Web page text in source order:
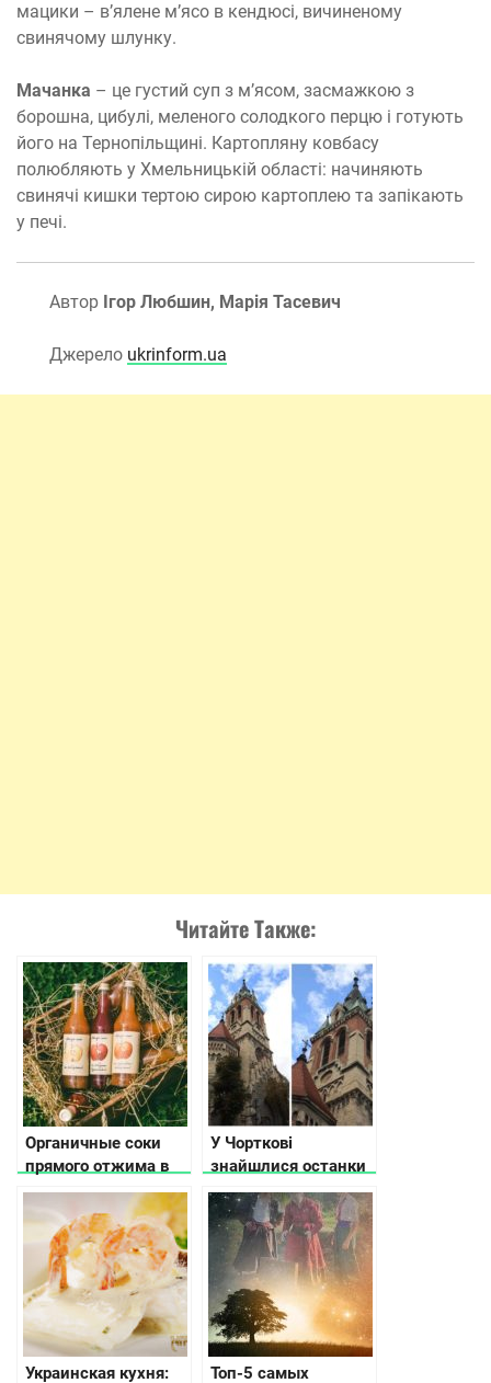
мацики – в’ялене м’ясо в кендюсі, вичиненому
свинячому шлунку.
Мачанка – це густий суп з м’ясом, засмажкою з
борошна, цибулі, меленого солодкого перцю і готують
його на Тернопільщині. Картопляну ковбасу
полюбляють у Хмельницькій області: начиняють
свинячі кишки тертою сирою картоплею та запікають
у печі.
Автор Ігор Любшин, Марія Тасевич
Джерело ukrinform.ua
Читайте Также:
Органичные соки
прямого отжима в
Украине
У Чорткові
знайшлися останки
розстріляних під час
Другої Світової
вояків ОУН
Украинская кухня: Топ-5 самых